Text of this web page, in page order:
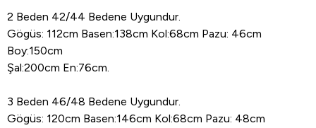
2 Beden 42/44 Bedene Uygundur.
Gögüs: 112cm Basen:138cm Kol:68cm Pazu: 46cm
Boy:150cm
Şal:200cm En:76cm.
3 Beden 46/48 Bedene Uygundur.
Gögüs: 120cm Basen:146cm Kol:68cm Pazu: 48cm